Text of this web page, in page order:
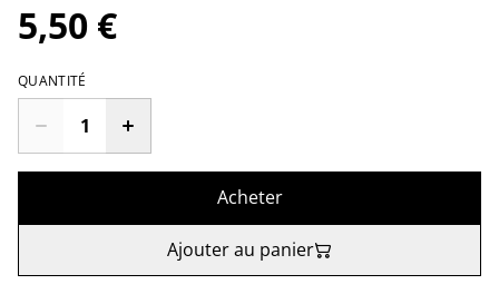
5,50 €
QUANTITÉ
Acheter
Ajouter au panier